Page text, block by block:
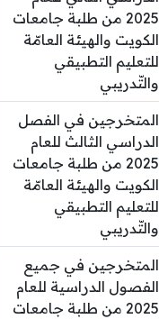
2025 من طلبة جامعات
الكويت والهيئة العامّة
للتعليم التطبيقي
والتّدريبي
المتخرجين في الفصل
الدراسي الثالث للعام
2025 من طلبة جامعات
الكويت والهيئة العامّة
للتعليم التطبيقي
والتّدريبي
المتخرجين في جميع
الفصول الدراسية للعام
2025 من طلبة جامعات